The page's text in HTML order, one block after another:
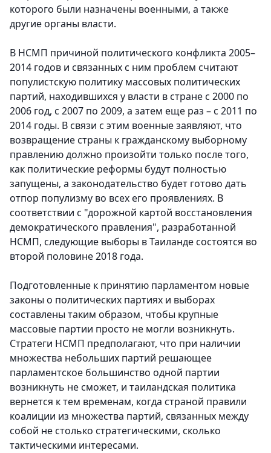
которого были назначены военными, а также
другие органы власти.
В НСМП причиной политического конфликта 2005–
2014 годов и связанных с ним проблем считают
популистскую политику массовых политических
партий, находившихся у власти в стране с 2000 по
2006 год, с 2007 по 2009, а затем еще раз – с 2011 по
2014 годы. В связи с этим военные заявляют, что
возвращение страны к гражданскому выборному
правлению должно произойти только после того,
как политические реформы будут полностью
запущены, а законодательство будет готово дать
отпор популизму во всех его проявлениях. В
соответствии с "дорожной картой восстановления
демократического правления", разработанной
НСМП, следующие выборы в Таиланде состоятся во
второй половине 2018 года.
Подготовленные к принятию парламентом новые
законы о политических партиях и выборах
составлены таким образом, чтобы крупные
массовые партии просто не могли возникнуть.
Стратеги НСМП предполагают, что при наличии
множества небольших партий решающее
парламентское большинство одной партии
возникнуть не сможет, и таиландская политика
вернется к тем временам, когда страной правили
коалиции из множества партий, связанных между
собой не столько стратегическими, сколько
тактическими интересами.